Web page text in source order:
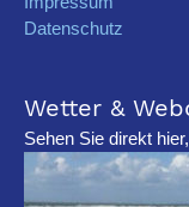
Datenschutz
Wetter &
Sehen Sie direkt